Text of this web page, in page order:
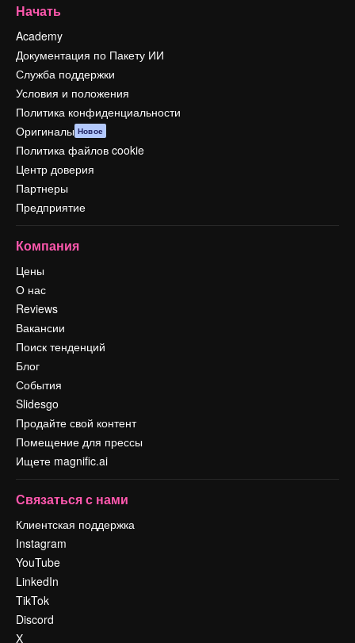
Начать
Academy
Документация по Пакету ИИ
Служба поддержки
Условия и положения
Политика конфиденциальности
Оригиналы Новое
Политика файлов cookie
Центр доверия
Партнеры
Предприятие
Компания
Цены
О нас
Reviews
Вакансии
Поиск тенденций
Блог
События
Slidesgo
Продайте свой контент
Помещение для прессы
Ищете magnific.ai
Связаться с нами
Клиентская поддержка
Instagram
YouTube
LinkedIn
TikTok
Discord
X